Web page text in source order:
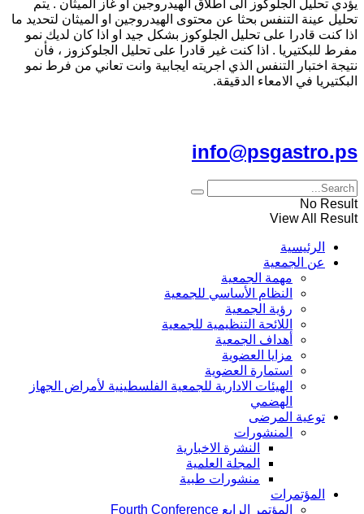
يؤدي تحليل الجلوكوز الى اطلاق الهيدروجين او غاز الميثان . يتم
تحليل عينة التنفس بحثا عن محتوى الهيدروجين او الميثان لتحديد ما
اذا كنت قادرا على تحليل الجلوكوز بشكل جيد او اذا كان لديك نمو
مفرط للبكتيريا . اذا كنت غير قادرا على تحليل الجلوكزوز ، فأن
نتيجة اختبار التنفس الذي اجريته ايجابية وانت تعاني من فرط نمو
البكتيريا في الامعاء الدقيقة.
info@psgastro.ps
No Result
View All Result
الرئيسية
عن الجمعية
مهمة الجمعية
النظام الأساسي للجمعية
رؤية الجمعية
اللائحة التنظيمية للجمعية
أهداف الجمعية
مزايا العضوية
استمارة العضوية
الهيئات الادارية للجمعية الفلسطينية لأمراض الجهاز
الهضمي
توعية المرضى
المنشورات
النشرة الاخبارية
المجلة العلمية
منشورات طبية
المؤتمرات
المؤتمر الرابع Fourth Conference